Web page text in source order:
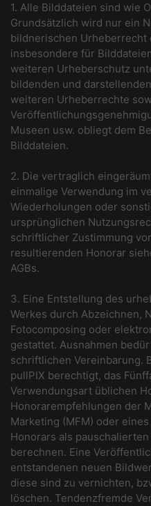
1. Alle Bilddateien sind wie
Grundsätzlich wird nur ein
bildnerischen Urheberrecht
insbesondere für
weiteren Urheberschutz
bildenden und
weiteren Urheberrechte
Museen usw. obliegt dem
Bilddateien.
2. Die vertraglich
einmalige Verwendung im
Wiederholungen oder
ursprünglichen
schriftlicher Zustimmung
resultierenden Honorar
AGBs.
3. Eine Entstellung des
Werkes durch Abzeichnen,
Fotocomposing oder
gestattet. Ausnahmen
schriftlichen Vereinbarung.
pullPIX berechtigt, das
Verwendungsart üblichen
Honorarempfehlungen der
Marketing (MFM) oder
Honorars als
berechnen. Eine
entstandenen neuen
diese sind zu vernichten,
löschen. Tendenzfremde